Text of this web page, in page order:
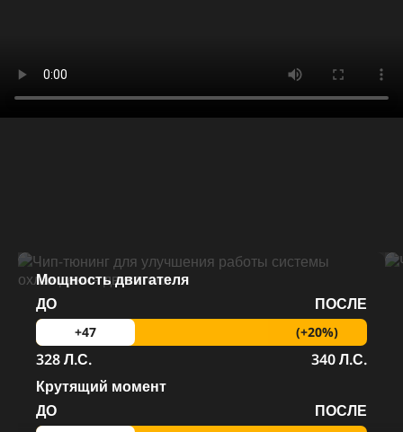
Мощность двигателя
ДО
ПОСЛЕ
+47 (+20%)
328 Л.С.
340 Л.С.
Крутящий момент
ДО
ПОСЛЕ